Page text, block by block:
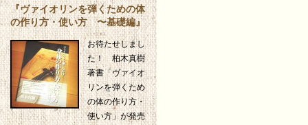
『ヴァイオリンを弾くための体
の作り方・使い方 〜基礎編』
お待たせしまし
た！ 柏木真樹
著書「ヴァイオ
リンを弾くため
の体の作り方・
使い方」が発売